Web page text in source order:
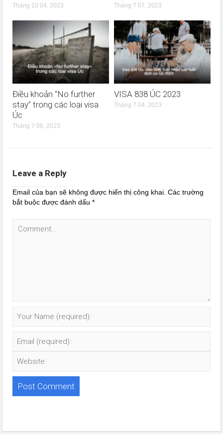
Tháng 10 04, 2023 Tháng 7 07, 2023
Điều khoản “No further
stay” trong các loại visa
Úc
Tháng 7 06, 2023
VISA 838 ÚC 2023
Tháng 7 04, 2023
Leave a Reply
Email của bạn sẽ không được hiển thị công khai. Các trường
bắt buộc được đánh dấu*